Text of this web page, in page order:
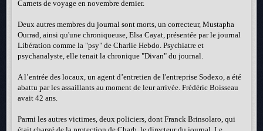
Carnets de voyage en novembre dernier.
Deux autres membres du journal sont morts, un correcteur, Mustapha
Ourrad, ainsi qu'une chroniqueuse, Elsa Cayat, présentée par le journal
Libération comme la "psy" de Charlie Hebdo. Psychiatre et
psychanalyste, elle tenait la chronique "Divan" du journal.
A l’entrée des locaux, un agent d’entretien de l'entreprise Sodexo, a été
abattu par les assaillants au moment de leur arrivée. Frédéric Boisseau
avait 42 ans.
Parmi les autres victimes, deux policiers, dont Franck Brinsolaro, qui